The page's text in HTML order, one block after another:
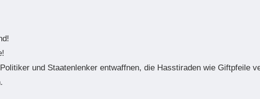
und Staatenlenker entwaffnen, die Hasstiraden wie Giftpfeile